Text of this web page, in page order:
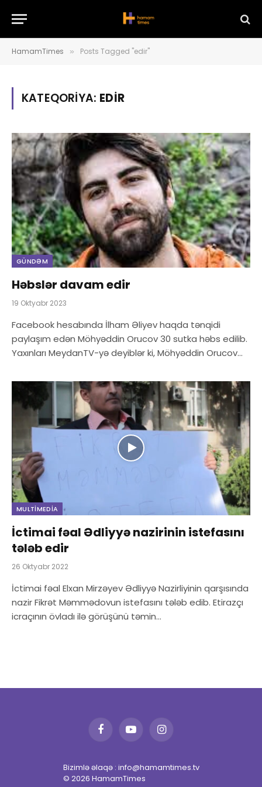
HamamTimes » Posts Tagged "edir"
KATEQORIYA: EDIR
GÜNDƏM
Həbslər davam edir
19 Oktyabr 2023
Facebook hesabında İlham Əliyev haqda tənqidi
paylaşım edən Möhyəddin Orucov 30 sutka həbs edilib.
Yaxınları MeydanTV-yə deyiblər ki, Möhyəddin Orucov…
MULTIMEDIA
İctimai fəal Ədliyyə nazirinin istefasını
tələb edir
26 Oktyabr 2022
İctimai fəal Elxan Mirzəyev Ədliyyə Nazirliyinin qarşısında
nazir Fikrət Məmmədovun istefasını tələb edib. Etirazçı
icraçının övladı ilə görüşünü təmin…
FacebookYouTubeInstagram
Bizimlə əlaqə : info@hamamtimes.tv
© 2026 HamamTimes